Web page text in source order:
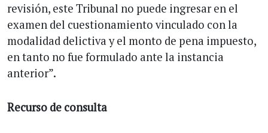
revisión, este Tribunal no puede ingresar en el
examen del cuestionamiento vinculado con la
modalidad delictiva y el monto de pena impuesto,
en tanto no fue formulado ante la instancia
anterior”.
Recurso de consulta